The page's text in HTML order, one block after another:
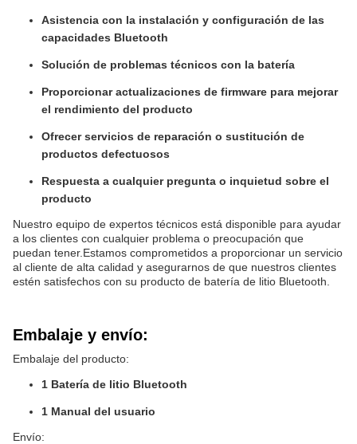
Asistencia con la instalación y configuración de las
capacidades Bluetooth
Solución de problemas técnicos con la batería
Proporcionar actualizaciones de firmware para mejorar
el rendimiento del producto
Ofrecer servicios de reparación o sustitución de
productos defectuosos
Respuesta a cualquier pregunta o inquietud sobre el
producto
Nuestro equipo de expertos técnicos está disponible para ayudar
a los clientes con cualquier problema o preocupación que
puedan tener.Estamos comprometidos a proporcionar un servicio
al cliente de alta calidad y asegurarnos de que nuestros clientes
estén satisfechos con su producto de batería de litio Bluetooth.
Embalaje y envío:
Embalaje del producto:
1 Batería de litio Bluetooth
1 Manual del usuario
Envío: